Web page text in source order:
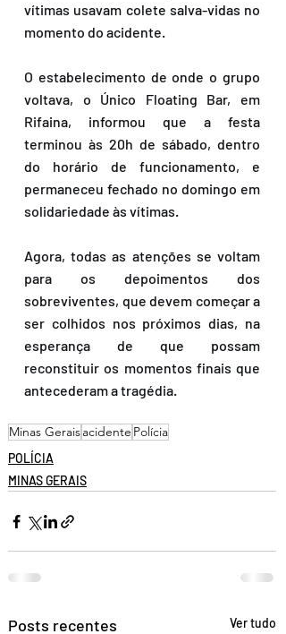
vítimas usavam colete salva-vidas no
momento do acidente.
O estabelecimento de onde o grupo
voltava, o Único Floating Bar, em
Rifaina, informou que a festa
terminou às 20h de sábado, dentro
do horário de funcionamento, e
permaneceu fechado no domingo em
solidariedade às vítimas.
Agora, todas as atenções se voltam
para os depoimentos dos
sobreviventes, que devem começar a
ser colhidos nos próximos dias, na
esperança de que possam
reconstituir os momentos finais que
antecederam a tragédia.
Minas Geraisacidente Polícia
POLÍCIA
MINAS GERAIS
Posts recentes Ver tudo